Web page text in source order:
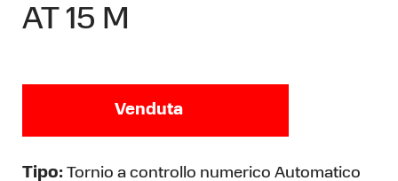
AT 15 M
Venduta
Tipo: Tornio a controllo numerico Automatico